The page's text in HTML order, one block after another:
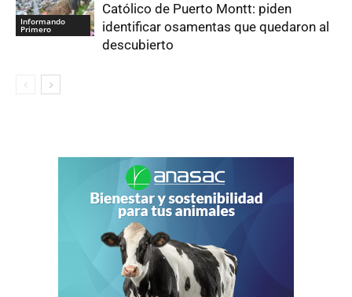
Informando
Primero
Católico de Puerto Montt: piden
identificar osamentas que quedaron al
descubierto